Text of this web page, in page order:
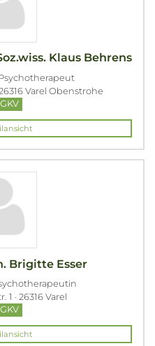
Klaus Behrens
Varel Obenstrohe
GKV
Brigitte Esser
· 26316 Varel
GKV